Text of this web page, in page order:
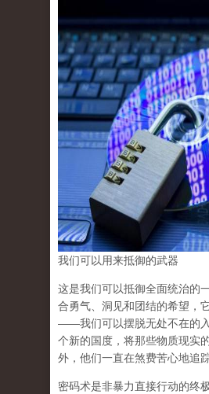
我们可以用来抵御的武器
这是我们可以抵御全面统治的
合勇气、洞见和团结的希望，
——我们可以摆脱无处不在的
个新的国度，将那些物质现实
外，他们一直在煞费苦心地追
密码术是非暴力直接行动的终极